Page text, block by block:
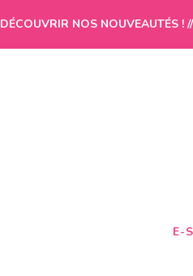
DÉCOUVRIR NOS NOUVEAUTÉS !
E-